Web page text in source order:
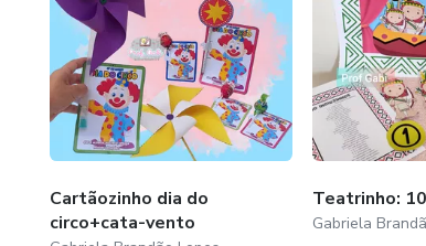
Cartãozinho dia do
circo+cata-vento
Teatrinho:
Gabriela